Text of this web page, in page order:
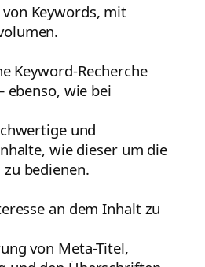
Keywords, mit
Keyword-Recherche
ebenso, wie bei
und
wie dieser um die
bedienen.
an dem Inhalt zu
von Meta-Titel,